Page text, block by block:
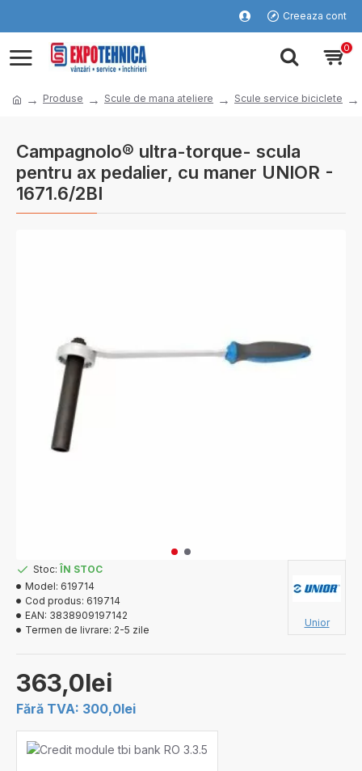
Creeaza cont
0
Produse Scule de mana ateliere Scule service biciclete
Campagnolo® ultra-torque- scula
pentru ax pedalier, cu maner UNIOR -
1671.6/2BI
363,0lei
Fără TVA: 300,0lei
Stoc: ÎN STOC
Model: 619714
Cod produs: 619714
EAN: 3838909197142
Termen de livrare: 2-5 zile
Unior